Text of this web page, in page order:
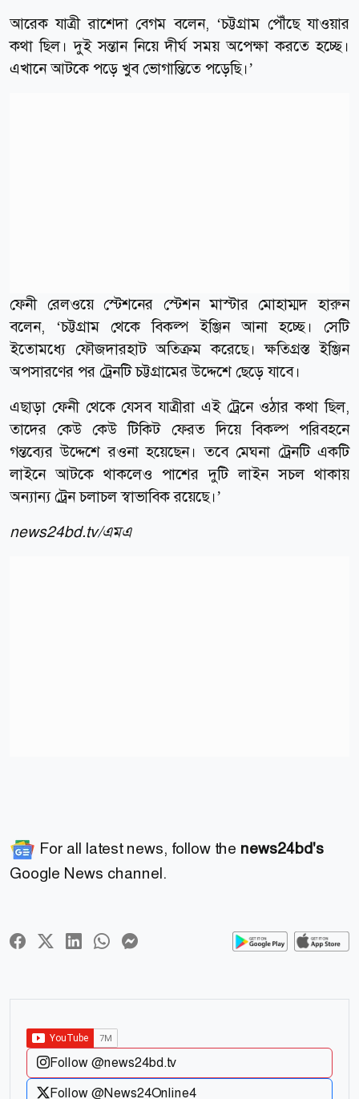
আরেক যাত্রী রাশেদা বেগম বলেন, ‘চট্টগ্রাম পৌঁছে যাওয়ার
কথা ছিল। দুই সন্তান নিয়ে দীর্ঘ সময় অপেক্ষা করতে হচ্ছে।
এখানে আটকে পড়ে খুব ভোগান্তিতে পড়েছি।’
ফেনী রেলওয়ে স্টেশনের স্টেশন মাস্টার মোহাম্মদ হারুন
বলেন, ‘চট্টগ্রাম থেকে বিকল্প ইঞ্জিন আনা হচ্ছে। সেটি
ইতোমধ্যে ফৌজদারহাট অতিক্রম করেছে। ক্ষতিগ্রস্ত ইঞ্জিন
অপসারণের পর ট্রেনটি চট্টগ্রামের উদ্দেশে ছেড়ে যাবে।
এছাড়া ফেনী থেকে যেসব যাত্রীরা এই ট্রেনে ওঠার কথা ছিল,
তাদের কেউ কেউ টিকিট ফেরত দিয়ে বিকল্প পরিবহনে
গন্তব্যের উদ্দেশে রওনা হয়েছেন। তবে মেঘনা ট্রেনটি একটি
লাইনে আটকে থাকলেও পাশের দুটি লাইন সচল থাকায়
অন্যান্য ট্রেন চলাচল স্বাভাবিক রয়েছে।’
news24bd.tv/এমএ
For all latest news, follow the news24bd's
Google News channel.
Follow @news24bd.tv
Follow @News24Online4